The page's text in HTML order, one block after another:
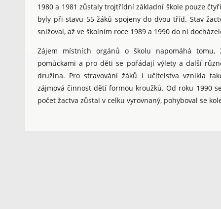
1980 a 1981 zůstaly trojtřídní základní škole pouze
byly při stavu 55 žáků spojeny do dvou tříd. Stav
snižoval, až ve školním roce 1989 a 1990 do ní
Zájem místních orgánů o školu napomáhá
pomůckami a pro děti se pořádají výlety a další
družina. Pro stravování žáků i učitelstva vznikla
zájmová činnost dětí formou kroužků. Od roku 1990
počet žactva zůstal v celku vyrovnaný, pohyboval se